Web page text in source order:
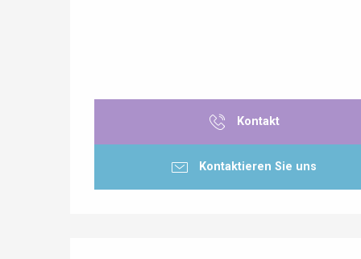
Kontakt
Kontaktieren Sie uns